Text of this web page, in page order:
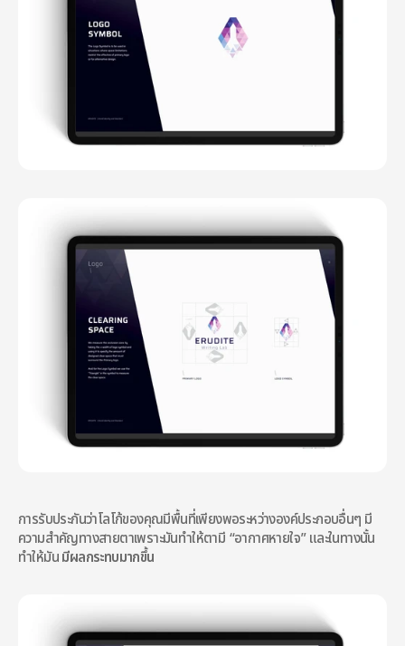
การรับประกันว่าโลโก้ของคุณมีพื้นที่เพียงพอระหว่างองค์ประกอบอื่นๆ มี
ความสำคัญทางสายตาเพราะมันทำให้ตามี “อากาศหายใจ” และในทางนั้น
ทำให้มัน มีผลกระทบมากขึ้น